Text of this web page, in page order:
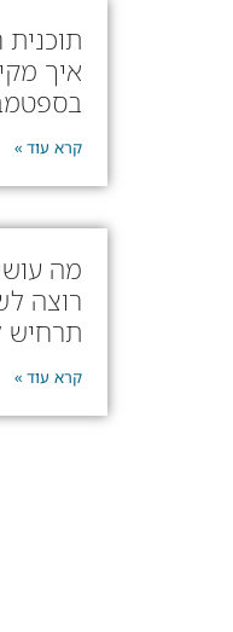
תוכנית
איך
קרא עוד »
מה
רוצה
תרחיש
קרא עוד »